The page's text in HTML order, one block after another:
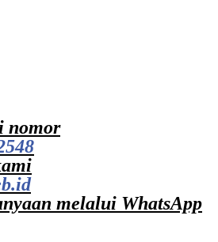
nomor
melalui WhatsApp